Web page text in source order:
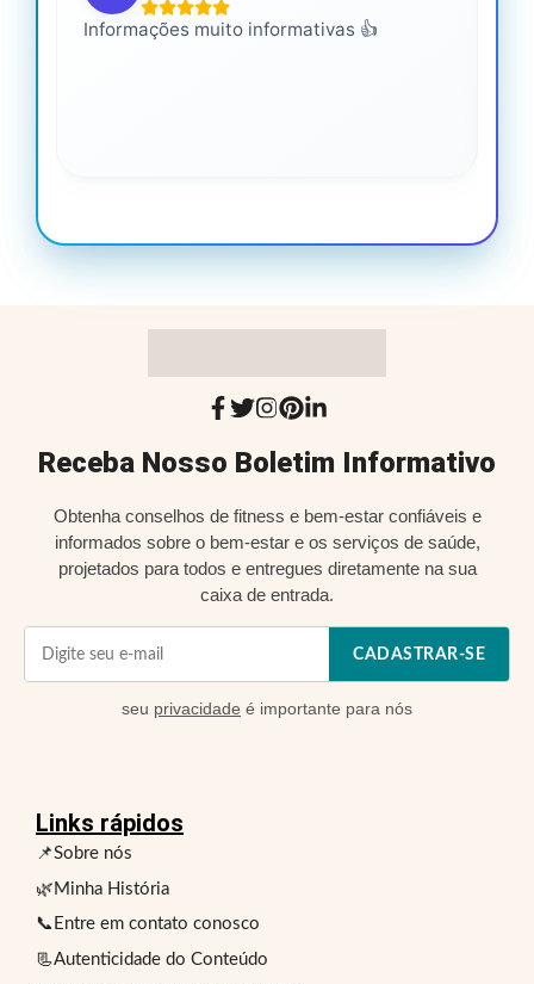
Informações muito informativas 👍
Receba Nosso Boletim Informativo
Obtenha conselhos de fitness e bem-estar confiáveis e
informados sobre o bem-estar e os serviços de saúde,
projetados para todos e entregues diretamente na sua
caixa de entrada.
CADASTRAR-SE
seu privacidade é importante para nós
Links rápidos
📌Sobre nós
🌿Minha História
📞Entre em contato conosco
📃Autenticidade do Conteúdo